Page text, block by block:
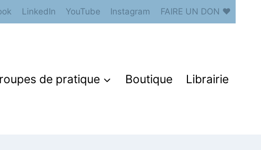
LinkedIn YouTube Instagram FAIRE UN DON ♥
de pratique Boutique Librairie